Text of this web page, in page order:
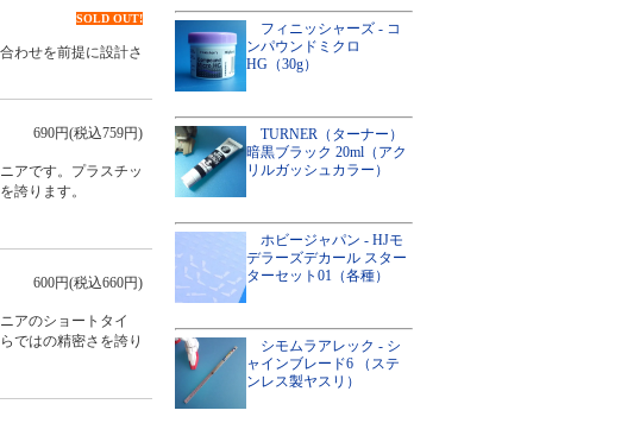
SOLD OUT!
わせを前提に設計さ
690円(税込759円)
アです。プラスチッ
誇ります。
600円(税込660円)
アのショートタイ
ではの精密さを誇り
フィニッシャーズ - コ
ンパウンドミクロ
HG（30g）
TURNER（ターナー）
暗黒ブラック 20ml（アク
リルガッシュカラー）
ホビージャパン - HJモ
デラーズデカール スター
ターセット01（各種）
シモムラアレック - シ
ャインブレード6 （ステ
ンレス製ヤスリ）